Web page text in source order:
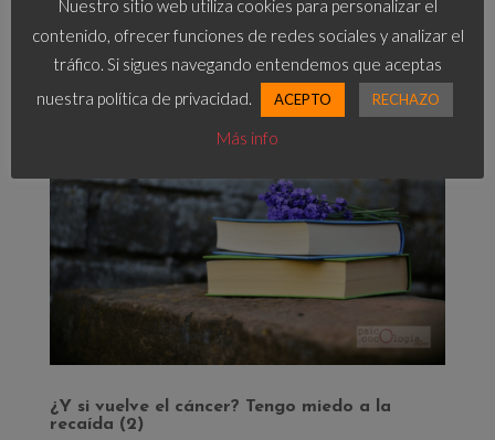
poner todo de mi parte. No tenía otra cosa en la
mente que curarme,...
¿Y si vuelve el cáncer? Tengo miedo a la
recaída (2)
Nuestro sitio web utiliza cookies para personalizar el
contenido, ofrecer funciones de redes sociales y analizar el
tráfico. Si sigues navegando entendemos que aceptas
nuestra política de privacidad.
ACEPTO RECHAZO
Más info